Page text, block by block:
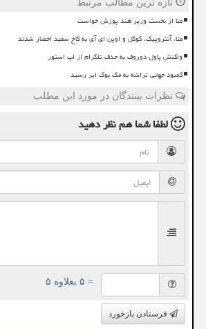
تازه ترین مطالب مرتبط
متا از نخست وزیر هند پوزش خواست
متا، آنتروپیک، گوگل و اوپن ای آی به کاخ سفید احضار شدند
واکنش پاول دوروف به حذف تلگرام از اپ استور
کمبود جهانی تراشه به مک بوک ایر رسید
نظرات بینندگان در مورد این مطلب
لطفا شما همنظر دهید
= ۵ بعلاوه ۵
فرستادن بازخورد